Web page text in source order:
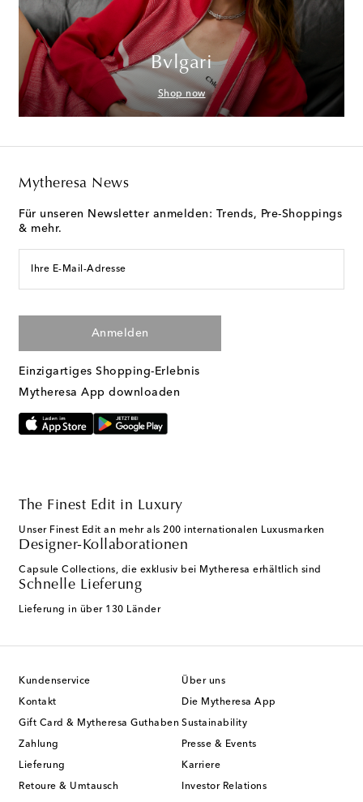
Bvlgari
Shop now
Mytheresa News
Für unseren Newsletter anmelden: Trends, Pre-Shoppings
& mehr.
Ihre E-Mail-Adresse
Anmelden
Einzigartiges Shopping-Erlebnis
Mytheresa App downloaden
The Finest Edit in Luxury
Unser Finest Edit an mehr als 200 internationalen Luxusmarken
Designer-Kollaborationen
Capsule Collections, die exklusiv bei Mytheresa erhältlich sind
Schnelle Lieferung
Lieferung in über 130 Länder
Kundenservice
Kontakt
Gift Card & Mytheresa Guthaben
Zahlung
Lieferung
Retoure & Umtausch
Über uns
Die Mytheresa App
Sustainability
Presse & Events
Karriere
Investor Relations